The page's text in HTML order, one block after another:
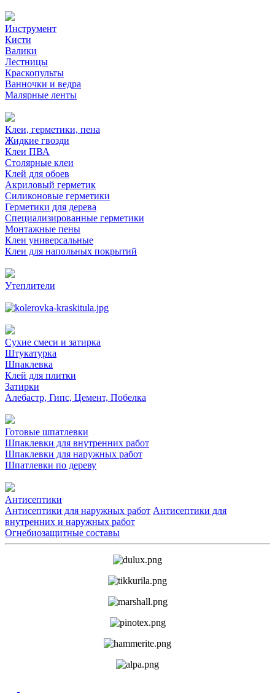
Инструмент
Кисти
Валики
Лестницы
Краскопульты
Ванночки и ведра
Малярные ленты
Клеи, герметики, пена
Жидкие гвозди
Клеи ПВА
Столярные клеи
Клей для обоев
Акриловый герметик
Силиконовые герметики
Герметики для дерева
Специализированные герметики
Монтажные пены
Клеи универсальные
Клеи для напольных покрытий
Утеплители
Сухие смеси и затирка
Штукатурка
Шпаклевка
Клей для плитки
Затирки
Алебастр, Гипс, Цемент, Побелка
Готовые шпатлевки
Шпаклевки для внутренних работ
Шпаклевки для наружных работ
Шпатлевки по дереву
Антисептики
Антисептики для наружных работ Антисептики для
внутренних и наружных работ
Огнебиозащитные составы